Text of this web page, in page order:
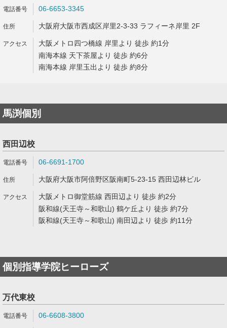
06-6653-3345
大阪府大阪市西成区岸里2-3-33 ラフィーネ岸里 2F
大阪メトロ四つ橋線 岸里より 徒歩 約1分
南海本線 天下茶屋より 徒歩 約6分
南海本線 岸里玉出より 徒歩 約8分
馬渕個別
西田辺校
06-6691-1700
大阪府大阪市阿倍野区阪南町5-23-15 西田辺林ビル
大阪メトロ御堂筋線 西田辺より 徒歩 約2分
阪和線(天王寺～和歌山) 鶴ケ丘より 徒歩 約7分
阪和線(天王寺～和歌山) 南田辺より 徒歩 約11分
個別指導学院ヒーローズ
万代東校
06-6608-3800